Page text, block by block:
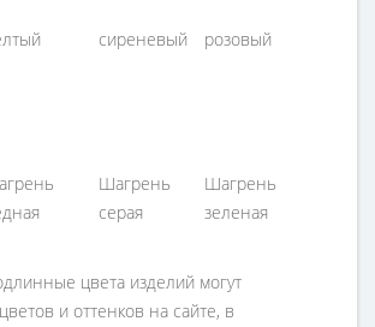
сиреневый розовый
Шагрень
серая
Шагрень
зеленая
цвета изделий могут
и оттенков на сайте, в